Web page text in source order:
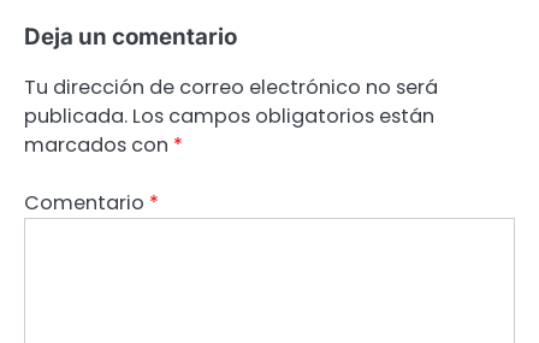
Deja un comentario
Tu dirección de correo electrónico no será
publicada. Los campos obligatorios están
marcados con *
Comentario *